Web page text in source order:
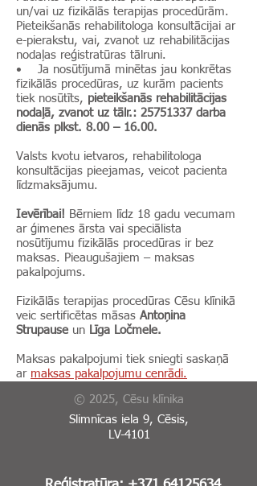
un/vai uz fizikālās terapijas procedūrām.
Pieteikšanās rehabilitologa konsultācijai ar
e-pierakstu, vai, zvanot uz rehabilitācijas
nodaļas reģistratūras tālruni.
• Ja nosūtījumā minētas jau konkrētas
fizikālās procedūras, uz kurām pacients
tiek nosūtīts, pieteikšanās rehabilitācijas
nodaļā, zvanot uz tālr.: 25751337 darba
dienās plkst. 8.00 – 16.00.
Valsts kvotu ietvaros, rehabilitologa
konsultācijas pieejamas, veicot pacienta
līdzmaksājumu.
Ievērībai! Bērniem līdz 18 gadu vecumam
ar ģimenes ārsta vai speciālista
nosūtījumu fizikālās procedūras ir bez
maksas. Pieaugušajiem – maksas
pakalpojums.
Fizikālās terapijas procedūras Cēsu klīnikā
veic sertificētas māsas Antoņina
Strupause un Līga Ločmele.
Maksas pakalpojumi tiek sniegti saskaņā
ar maksas pakalpojumu cenrādi.
© 2025, Cēsu klīnika
Slimnīcas iela 9, Cēsis,
LV-4101